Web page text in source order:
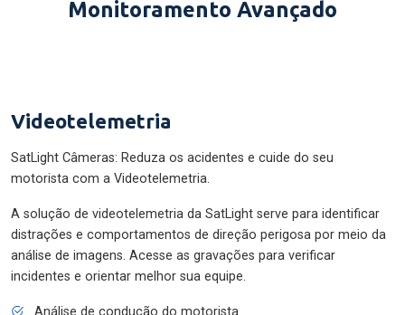
Monitoramento Avançado
Videotelemetria
SatLight Câmeras: Reduza os acidentes e cuide do seu
motorista com a Videotelemetria.
A solução de videotelemetria da SatLight serve para identificar
distrações e comportamentos de direção perigosa por meio da
análise de imagens. Acesse as gravações para verificar
incidentes e orientar melhor sua equipe.
Análise de condução do motorista